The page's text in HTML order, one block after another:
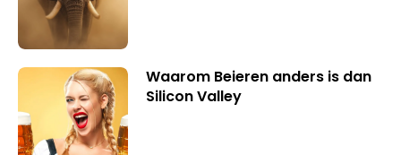
Waarom Beieren anders is dan
Silicon Valley